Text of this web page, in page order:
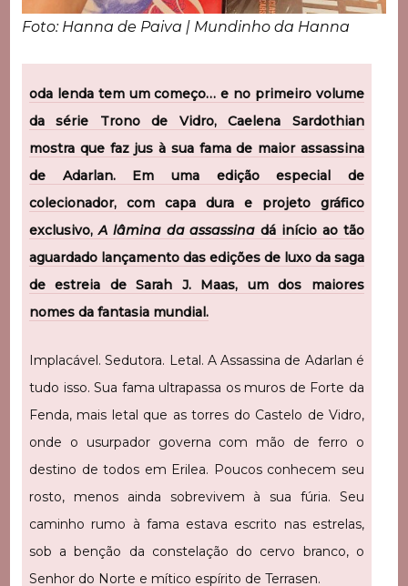
Foto: Hanna de Paiva | Mundinho da Hanna
oda lenda tem um começo… e no primeiro volume
da série Trono de Vidro, Caelena Sardothian
mostra que faz jus à sua fama de maior assassina
de Adarlan. Em uma edição especial de
colecionador, com capa dura e projeto gráfico
exclusivo,A lâmina da assassina dá início ao tão
aguardado lançamento das edições de luxo da saga
de estreia de Sarah J. Maas, um dos maiores
nomes da fantasia mundial.
Implacável. Sedutora. Letal. A Assassina de Adarlan é
tudo isso. Sua fama ultrapassa os muros de Forte da
Fenda, mais letal que as torres do Castelo de Vidro,
onde o usurpador governa com mão de ferro o
destino de todos em Erilea. Poucos conhecem seu
rosto, menos ainda sobrevivem à sua fúria. Seu
caminho rumo à fama estava escrito nas estrelas,
sob a benção da constelação do cervo branco, o
Senhor do Norte e mítico espírito de Terrasen.